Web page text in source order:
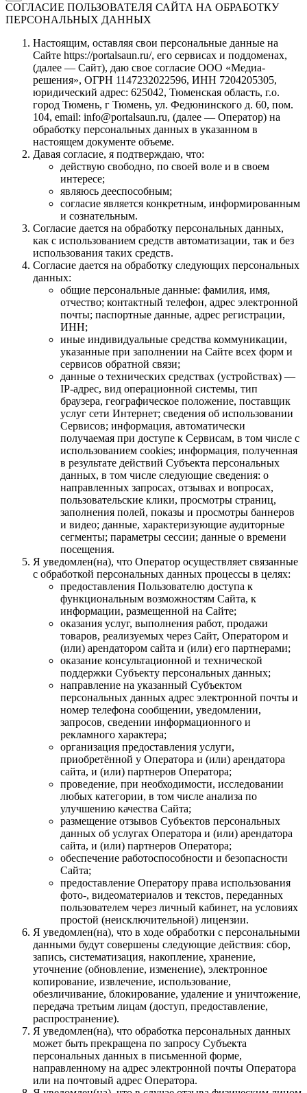
СОГЛАСИЕ ПОЛЬЗОВАТЕЛЯ САЙТА НА ОБРАБОТКУ
ПЕРСОНАЛЬНЫХ ДАННЫХ
Настоящим, оставляя свои персональные данные на
Сайте https://portalsaun.ru/, его сервисах и поддоменах,
(далее — Сайт), даю свое согласие ООО «Медиа-
решения», ОГРН 1147232022596, ИНН 7204205305,
юридический адрес: 625042, Тюменская область, г.о.
город Тюмень, г Тюмень, ул. Федюнинского д. 60, пом.
104, email: info@portalsaun.ru, (далее — Оператор) на
обработку персональных данных в указанном в
настоящем документе объеме.
Давая согласие, я подтверждаю, что:
действую свободно, по своей воле и в своем
интересе;
являюсь дееспособным;
согласие является конкретным, информированным
и сознательным.
Согласие дается на обработку персональных данных,
как с использованием средств автоматизации, так и без
использования таких средств.
Согласие дается на обработку следующих персональных
данных:
общие персональные данные: фамилия, имя,
отчество; контактный телефон, адрес электронной
почты; паспортные данные, адрес регистрации,
ИНН;
иные индивидуальные средства коммуникации,
указанные при заполнении на Сайте всех форм и
сервисов обратной связи;
данные о технических средствах (устройствах) —
IP-адрес, вид операционной системы, тип
браузера, географическое положение, поставщик
услуг сети Интернет; сведения об использовании
Сервисов; информация, автоматически
получаемая при доступе к Сервисам, в том числе с
использованием cookies; информация, полученная
в результате действий Субъекта персональных
данных, в том числе следующие сведения: о
направленных запросах, отзывах и вопросах,
пользовательские клики, просмотры страниц,
заполнения полей, показы и просмотры баннеров
и видео; данные, характеризующие аудиторные
сегменты; параметры сессии; данные о времени
посещения.
Я уведомлен(на), что Оператор осуществляет связанные
с обработкой персональных данных процессы в целях:
предоставления Пользователю доступа к
функциональным возможностям Сайта, к
информации, размещенной на Сайте;
оказания услуг, выполнения работ, продажи
товаров, реализуемых через Сайт, Оператором и
(или) арендатором сайта и (или) его партнерами;
оказание консультационной и технической
поддержки Субъекту персональных данных;
направление на указанный Субъектом
персональных данных адрес электронной почты и
номер телефона сообщении, уведомлении,
запросов, сведении информационного и
рекламного характера;
организация предоставления услуги,
приобретённой у Оператора и (или) арендатора
сайта, и (или) партнеров Оператора;
проведение, при необходимости, исследовании
любых категории, в том числе анализа по
улучшению качества Сайта;
размещение отзывов Субъектов персональных
данных об услугах Оператора и (или) арендатора
сайта, и (или) партнеров Оператора;
обеспечение работоспособности и безопасности
Сайта;
предоставление Оператору права использования
фото-, видеоматериалов и текстов, переданных
пользователем через личный кабинет, на условиях
простой (неисключительной) лицензии.
Я уведомлен(на), что в ходе обработки с персональными
данными будут совершены следующие действия: сбор,
запись, систематизация, накопление, хранение,
уточнение (обновление, изменение), электронное
копирование, извлечение, использование,
обезличивание, блокирование, удаление и уничтожение,
передача третьим лицам (доступ, предоставление,
распространение).
Я уведомлен(на), что обработка персональных данных
может быть прекращена по запросу Субъекта
персональных данных в письменной форме,
направленному на адрес электронной почты Оператора
или на почтовый адрес Оператора.